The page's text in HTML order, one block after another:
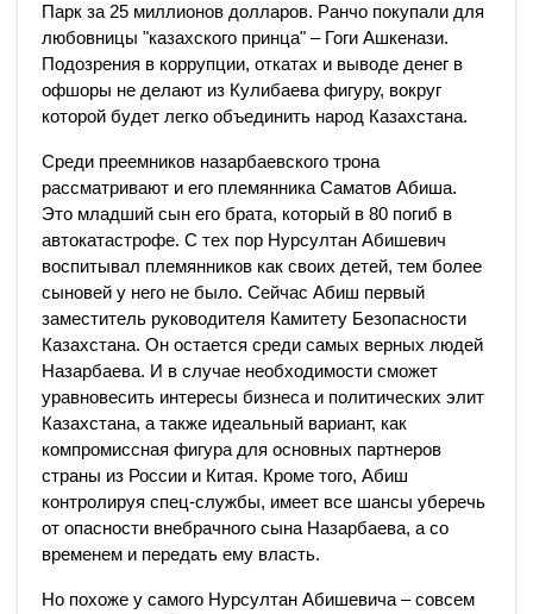
Парк за 25 миллионов долларов. Ранчо покупали для
любовницы "казахского принца" – Гоги Ашкенази.
Подозрения в коррупции, откатах и выводе денег в
офшоры не делают из Кулибаева фигуру, вокруг
которой будет легко объединить народ Казахстана.
Среди преемников назарбаевского трона
рассматривают и его племянника Саматов Абиша.
Это младший сын его брата, который в 80 погиб в
автокатастрофе. С тех пор Нурсултан Абишевич
воспитывал племянников как своих детей, тем более
сыновей у него не было. Сейчас Абиш первый
заместитель руководителя Камитету Безопасности
Казахстана. Он остается среди самых верных людей
Назарбаева. И в случае необходимости сможет
уравновесить интересы бизнеса и политических элит
Казахстана, а также идеальный вариант, как
компромиссная фигура для основных партнеров
страны из России и Китая. Кроме того, Абиш
контролируя спец-службы, имеет все шансы уберечь
от опасности внебрачного сына Назарбаева, а со
временем и передать ему власть.
Но похоже у самого Нурсултан Абишевича – совсем